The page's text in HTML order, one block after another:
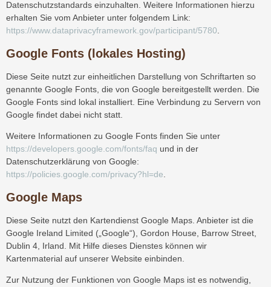
Datenschutzstandards einzuhalten. Weitere Informationen hierzu
erhalten Sie vom Anbieter unter folgendem Link:
https://www.dataprivacyframework.gov/participant/5780.
Google Fonts (lokales Hosting)
Diese Seite nutzt zur einheitlichen Darstellung von Schriftarten so
genannte Google Fonts, die von Google bereitgestellt werden. Die
Google Fonts sind lokal installiert. Eine Verbindung zu Servern von
Google findet dabei nicht statt.
Weitere Informationen zu Google Fonts finden Sie unter
https://developers.google.com/fonts/faq und in der
Datenschutzerklärung von Google:
https://policies.google.com/privacy?hl=de
Google Maps
Diese Seite nutzt den Kartendienst Google Maps. Anbieter ist die
Google Ireland Limited („Google“), Gordon House, Barrow Street,
Dublin 4, Irland. Mit Hilfe dieses Dienstes können wir
Kartenmaterial auf unserer Website einbinden.
Zur Nutzung der Funktionen von Google Maps ist es notwendig,